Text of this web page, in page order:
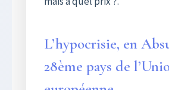
L’hypocrisie, en
28ème pays de